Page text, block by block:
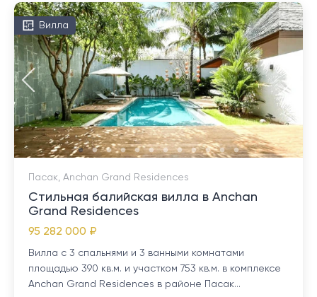
Вилла
Пасак, Anchan Grand Residences
Стильная балийская вилла в Anchan
Grand Residences
95 282 000 ₽
Вилла с 3 спальнями и 3 ванными комнатами
площадью 390 кв.м. и участком 753 кв.м. в комплексе
Anchan Grand Residences в районе Пасак...